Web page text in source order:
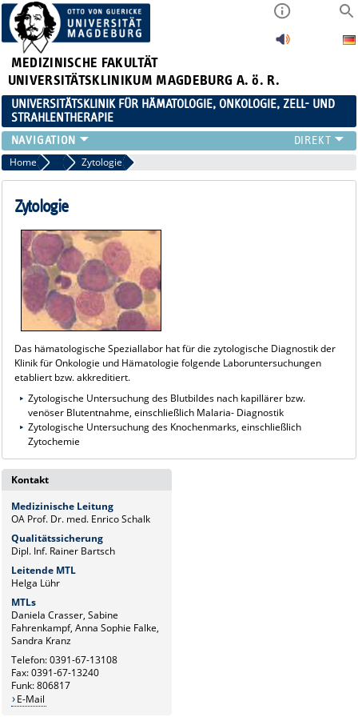
MEDIZINISCHE FAKULTÄT
UNIVERSITÄTSKLINIKUM MAGDEBURG A. ö. R.
UNIVERSITÄTSKLINIK FÜR HÄMATOLOGIE, ONKOLOGIE, ZELL- UND
STRAHLENTHERAPIE
KLINIK
TEAM
FORSCHUNG
STUDIEN
LEHRE
NEWS
STELLENANGEBOTE
Home Hämatologisches Speziallabor
Zytologie
Zytologie
Das hämatologische Speziallabor hat für die zytologische Diagnostik der
Klinik für Onkologie und Hämatologie folgende Laboruntersuchungen
etabliert bzw. akkreditiert.
Zytologische Untersuchung des Blutbildes nach kapillärer bzw.
venöser Blutentnahme, einschließlich Malaria- Diagnostik
Zytologische Untersuchung des Knochenmarks, einschließlich
Zytochemie
Kontakt
Medizinische Leitung
OA Prof. Dr. med. Enrico Schalk
Qualitätssicherung
Dipl. Inf. Rainer Bartsch
Leitende MTL
Helga Lühr
MTLs
Daniela Crasser, Sabine
Fahrenkampf, Anna Sophie Falke,
Sandra Kranz
Telefon: 0391-67-13108
Fax: 0391-67-13240
Funk: 806817
E-Mail